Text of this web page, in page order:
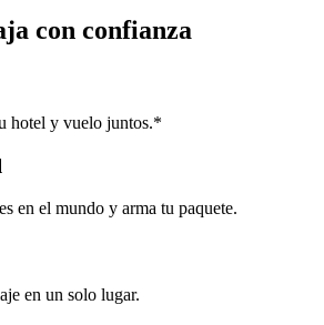
con confianza
hotel y vuelo juntos.*
en el mundo y arma tu paquete.
en un solo lugar.